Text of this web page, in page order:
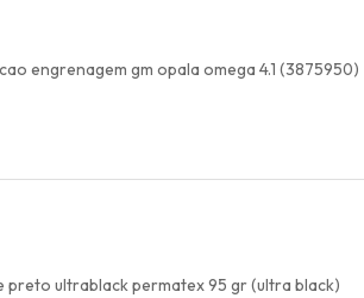
engrenagem gm opala omega 4.1 (3875950)
preto ultrablack permatex 95 gr (ultra black)